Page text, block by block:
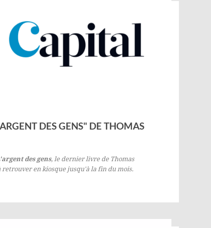
DES GENS" DE THOMAS
des gens, le dernier livre de Thomas
retrouver en kiosque jusqu'à la fin du mois.